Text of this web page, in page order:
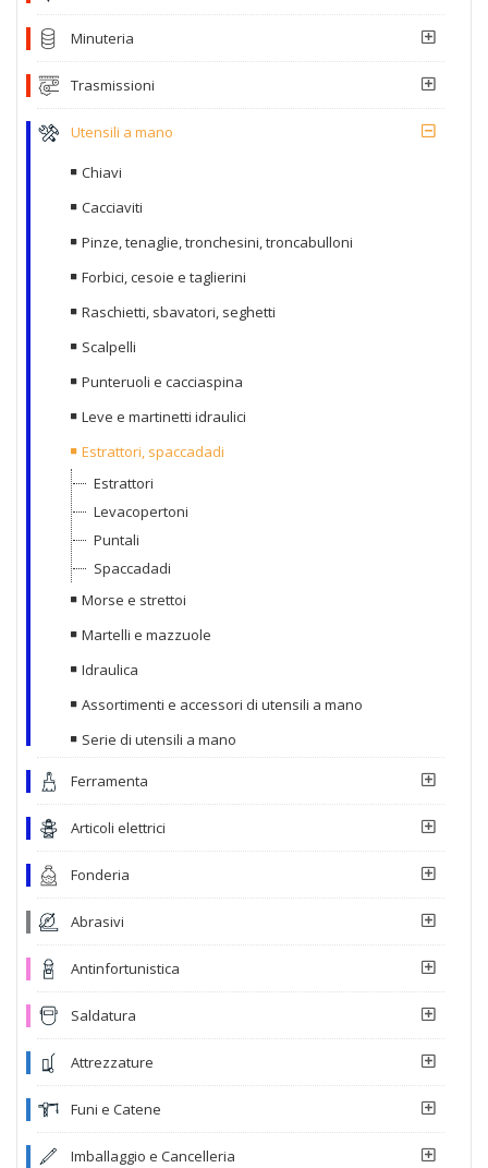
Minuteria
Trasmissioni
Utensili a mano
Chiavi
Cacciaviti
Pinze, tenaglie, tronchesini, troncabulloni
Forbici, cesoie e taglierini
Raschietti, sbavatori, seghetti
Scalpelli
Punteruoli e cacciaspina
Leve e martinetti idraulici
Estrattori, spaccadadi
Estrattori
Levacopertoni
Puntali
Spaccadadi
Morse e strettoi
Martelli e mazzuole
Idraulica
Assortimenti e accessori di utensili a mano
Serie di utensili a mano
Ferramenta
Articoli elettrici
Fonderia
Abrasivi
Antinfortunistica
Saldatura
Attrezzature
Funi e Catene
Imballaggio e Cancelleria